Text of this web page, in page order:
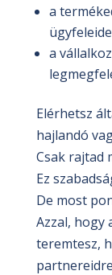
a
a
Elérhetsz
hajlandó
Csak rajtad
Ez
De most
Azzal, hogy
teremtesz,